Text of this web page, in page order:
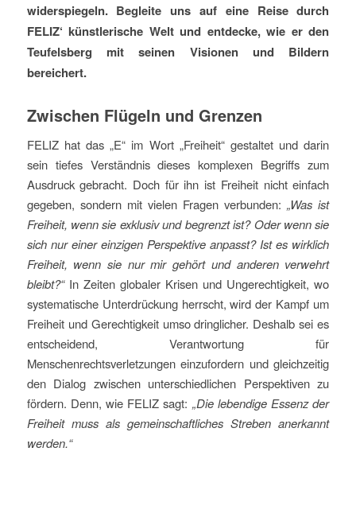
widerspiegeln. Begleite uns auf eine Reise durch
FELIZ‘ künstlerische Welt und entdecke, wie er den
Teufelsberg mit seinen Visionen und Bildern
bereichert.
Zwischen Flügeln und Grenzen
FELIZ hat das „E“ im Wort „Freiheit“ gestaltet und darin
sein tiefes Verständnis dieses komplexen Begriffs zum
Ausdruck gebracht. Doch für ihn ist Freiheit nicht einfach
gegeben, sondern mit vielen Fragen verbunden:„Was ist
Freiheit, wenn sie exklusiv und begrenzt ist? Oder wenn sie
sich nur einer einzigen Perspektive anpasst? Ist es wirklich
Freiheit, wenn sie nur mir gehört und anderen verwehrt
bleibt?“In Zeiten globaler Krisen und Ungerechtigkeit, wo
systematische Unterdrückung herrscht, wird der Kampf um
Freiheit und Gerechtigkeit umso dringlicher. Deshalb sei es
entscheidend, Verantwortung für
Menschenrechtsverletzungen einzufordern und gleichzeitig
den Dialog zwischen unterschiedlichen Perspektiven zu
fördern. Denn, wie FELIZ sagt: „Die lebendige Essenz der
Freiheit muss als gemeinschaftliches Streben anerkannt
werden.“